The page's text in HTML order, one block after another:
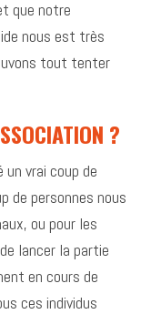
que notre
nous est très
tout tenter
?
vrai coup de
de personnes nous
ou pour les
lancer la partie
en cours de
ces individus